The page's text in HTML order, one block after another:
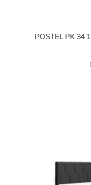
POSTEL PK 34